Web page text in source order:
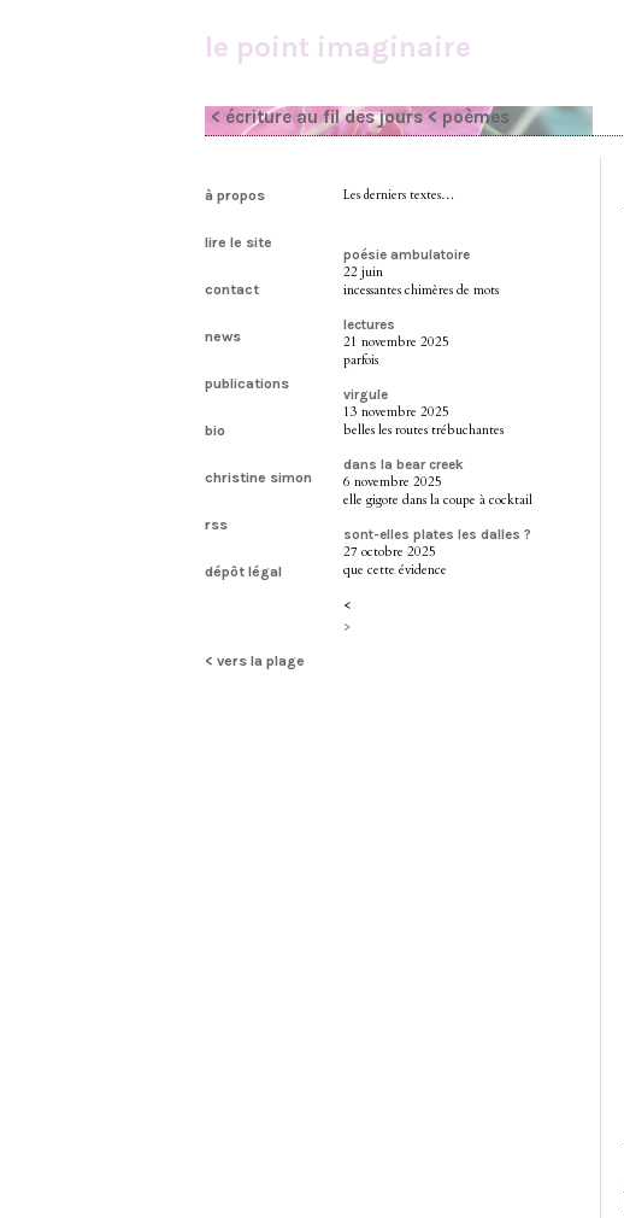
le point imaginaire
< écriture au fil des jours < poèmes
à propos
lire le site
contact
news
publications
bio
christine simon
rss
dépôt légal
< vers la plage
Les derniers textes…
poésie ambulatoire
22 juin
incessantes chimères de mots
lectures
21 novembre 2025
parfois
virgule
13 novembre 2025
belles les routes trébuchantes
dans la bear creek
6 novembre 2025
elle gigote dans la coupe à cocktail
sont-elles plates les dalles ?
27 octobre 2025
que cette évidence
<
>